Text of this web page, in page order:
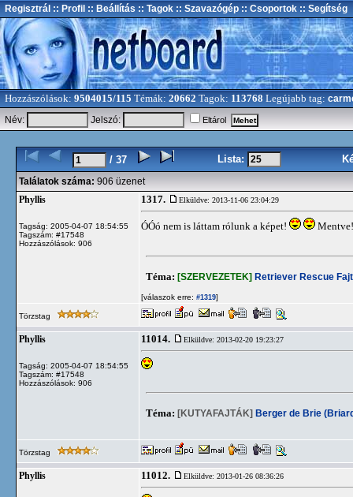
Regisztrál :: Profil :: Beállítás :: Tagok :: Szavazógép :: Csoportok :: Segítség
Hozzászólások: 9504015/115 Témák: 20662 Tagok: 113768 Legújabb tag:
Név:
Jelszó: Eltárol
/ 37 Lista:
Találatok száma: 906 üzenet
Phyllis
Tagság: 2005-04-07 18:54:55
Tagszám: #17548
Hozzászólások: 906
1317. Elküldve: 2013-11-06 23:04:29
ÓÓó nem is láttam rólunk a képet!
Téma: [SZERVEZETEK] Retriever Rescue
[válaszok erre: #1319]
Törzstag
Phyllis
Tagság: 2005-04-07 18:54:55
Tagszám: #17548
Hozzászólások: 906
11014. Elküldve: 2013-02-20 19:23:27
Téma: [KUTYAFAJTÁK] Berger de Brie
Törzstag
Phyllis 11012. Elküldve: 2013-01-26 08:36:26